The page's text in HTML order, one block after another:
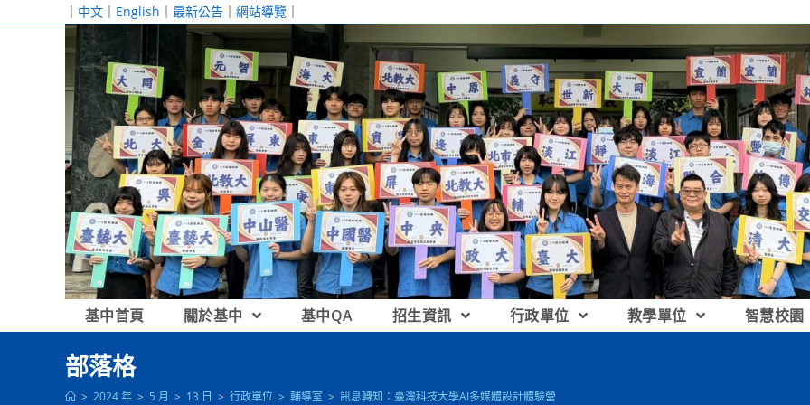
｜ 中文 ｜ English ｜ 最新公告 ｜ 網站導覽 ｜
基中首頁 關於基中 基中QA 招生資訊 行政單位 教學單位 智慧校園
部落格
> 2024 年 > 5 月 > 13 日 > 行政單位 > 輔導室 > 訊息轉知：臺灣科技大學AI多媒體設計體驗營